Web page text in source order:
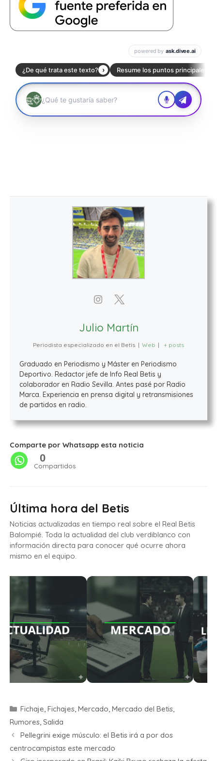
Julio Martín
Periodista especializado en el Betis | Web | + posts
Graduado en Periodismo y Máster en Periodismo
Deportivo. Redactor jefe de Info Real Betis y
colaborador en Radio Sevilla. Antes pasé por Radio
Marca. Experiencia en prensa digital y retransmisiones
de partidos en radio.
Comparte por Whatsapp esta noticia
0
Compartidos
Última hora del Betis
Noticias actualizadas en tiempo real sobre el Real Betis
Balompié. Toda la actualidad del club verdiblanco con
información directa para conocer qué ocurre ahora
mismo en el equipo.
Fichaje, Fichajes, Mercado, Mercado del Betis,
Rumores, Salida
Pellegrini exige músculo: el Betis irá a por dos
centrocampistas este mercado